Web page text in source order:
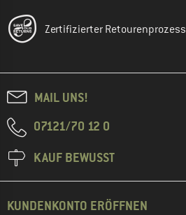
Zertifizierter Retourenprozess
MAIL UNS!
07121/70 12 0
KAUF BEWUSST
KUNDENKONTO ERÖFFNEN